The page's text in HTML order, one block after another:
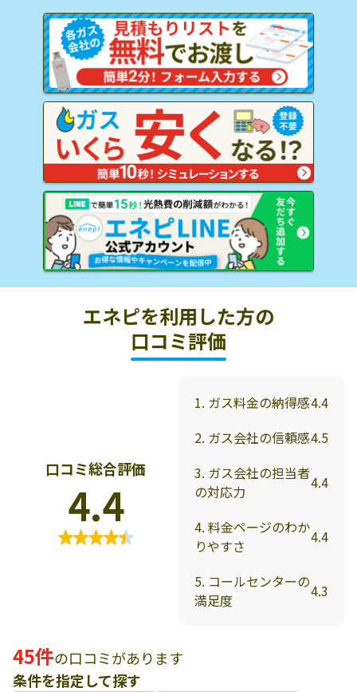
エネピを利用した方の
口コミ評価
口コミ総合評価
4.4
1. ガス料金の納得感4.4
2. ガス会社の信頼感4.5
3. ガス会社の担当者
の対応力
4.4
4. 料金ページのわか
りやすさ
4.4
5. コールセンターの
満足度
4.3
45件の口コミがあります
条件を指定して探す